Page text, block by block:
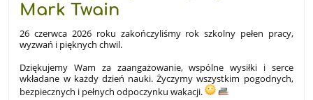
Mark Twain
26 czerwca 2026 roku zakończyliśmy rok szkolny pełen pracy,
wyzwań i pięknych chwil.
Dziękujemy Wam za zaangażowanie, wspólne wysiłki i serce
wkładane w każdy dzień nauki. Życzymy wszystkim pogodnych,
bezpiecznych i pełnych odpoczynku wakacji.